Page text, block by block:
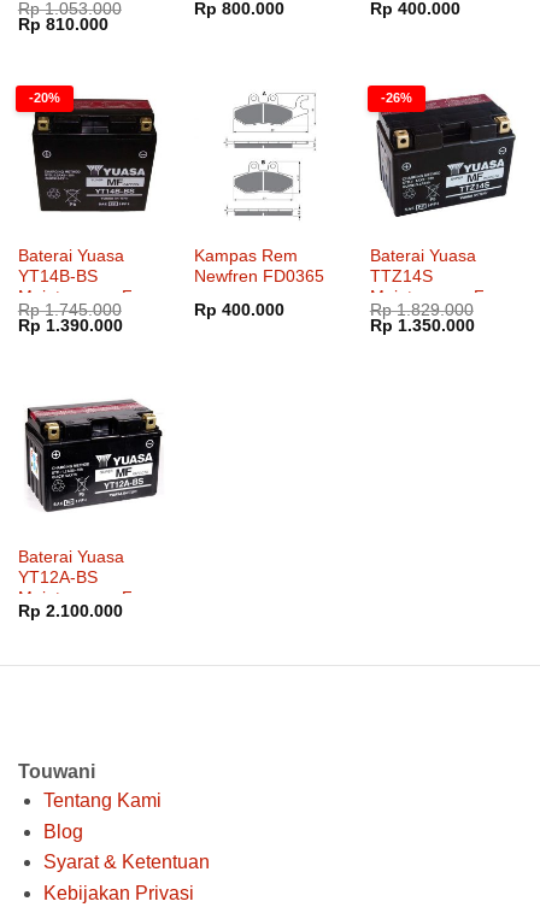
Rp1.053.000
Harga
aslinya
Rp 810.000Harga
Rp 800.000
Rp 400.000
-20%
Baterai Yuasa
YT14B-BS
Maintenance Free
Rp1.745.000
Harga
aslinya
Rp 1.390.000Harga
Kampas Rem
Newfren FD0365
Rp 400.000
-26%
Baterai Yuasa
TTZ14S
Maintenance Free
Rp1.829.000
Harga
aslinya
Rp 1.350.000Harga
Baterai Yuasa
YT12A-BS
Maintenance Free
Rp 2.100.000
Touwani
Tentang Kami
Blog
Syarat & Ketentuan
Kebijakan Privasi